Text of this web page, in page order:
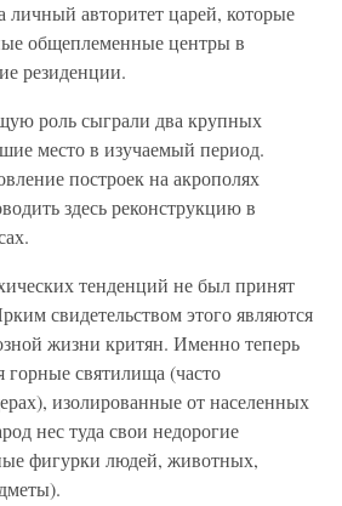
личный авторитет царей, которые
общеплеменные центры в
резиденции.
роль сыграли два крупных
место в изучаемый период.
построек на акрополях
здесь реконструкцию в
тенденций не был принят
свидетельством этого являются
жизни критян. Именно теперь
горные святилища (часто
изолированные от населенных
нес туда свои недорогие
фигурки людей, животных,